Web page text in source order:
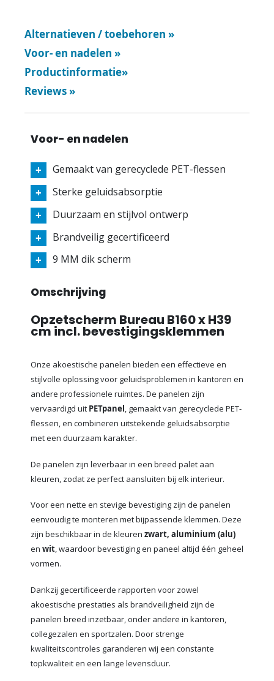
Alternatieven / toebehoren »
Voor- en nadelen »
Productinformatie»
Reviews »
Voor- en nadelen
Gemaakt van gerecyclede PET-flessen
Sterke geluidsabsorptie
Duurzaam en stijlvol ontwerp
Brandveilig gecertificeerd
9 MM dik scherm
Omschrijving
Opzetscherm Bureau B160 x H39
cm incl. bevestigingsklemmen
Onze akoestische panelen bieden een effectieve en
stijlvolle oplossing voor geluidsproblemen in kantoren en
andere professionele ruimtes. De panelen zijn
vervaardigd uit PETpanel, gemaakt van gerecyclede PET-
flessen, en combineren uitstekende geluidsabsorptie
met een duurzaam karakter.
De panelen zijn leverbaar in een breed palet aan
kleuren, zodat ze perfect aansluiten bij elk interieur.
Voor een nette en stevige bevestiging zijn de panelen
eenvoudig te monteren met bijpassende klemmen. Deze
zijn beschikbaar in de kleuren zwart, aluminium (alu)
en wit, waardoor bevestiging en paneel altijd één geheel
vormen.
Dankzij gecertificeerde rapporten voor zowel
akoestische prestaties als brandveiligheid zijn de
panelen breed inzetbaar, onder andere in kantoren,
collegezalen en sportzalen. Door strenge
kwaliteitscontroles garanderen wij een constante
topkwaliteit en een lange levensduur.